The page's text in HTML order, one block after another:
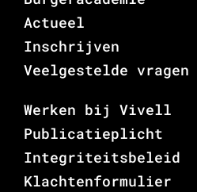
Actueel
Inschrijven
Veelgestelde vragen
Werken bij Vivell
Publicatieplicht
Integriteitsbeleid
Klachtenformulier